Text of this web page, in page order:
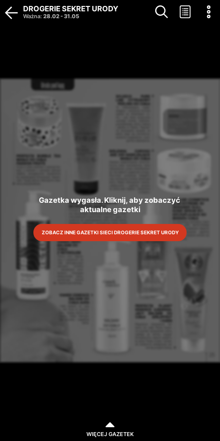
Gazetka wygasła. Kliknij, aby zobaczyć
aktualne gazetki
ZOBACZ INNE GAZETKI SIECI DROGERIE SEKRET URODY
DROGERIE SEKRET URODY
Ważna: 28.02-31.05
WIĘCEJ GAZETEK